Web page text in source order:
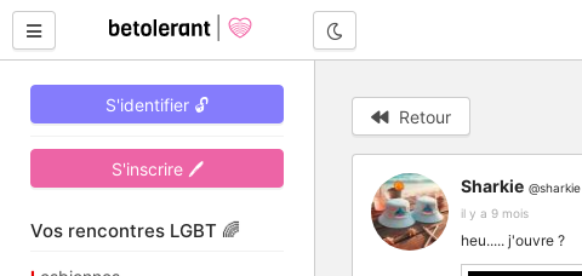
S'identifier 🔓
S'inscrire 🖊
Vos rencontres LGBT 🌈
Retour
Sharkie @sharkie
il y a 9 mois
heu..... j'ouvre ?